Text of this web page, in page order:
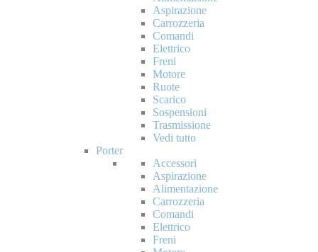
Aspirazione
Carrozzeria
Comandi
Elettrico
Freni
Motore
Ruote
Scarico
Sospensioni
Trasmissione
Vedi tutto
Porter
Accessori
Aspirazione
Alimentazione
Carrozzeria
Comandi
Elettrico
Freni